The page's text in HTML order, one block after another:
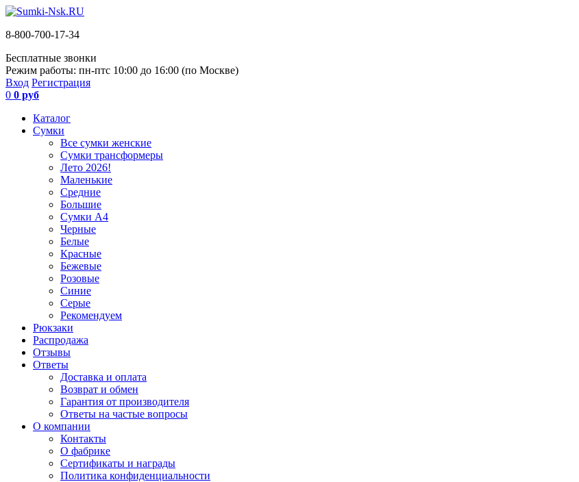
8-800-700-17-34
Бесплатные звонки
Режим работы: пн-птс 10:00 до 16:00 (по Москве)
Вход Регистрация
0 0 руб
Каталог
Сумки
Все сумки женские
Сумки трансформеры
Лето 2026!
Маленькие
Средние
Большие
Сумки А4
Черные
Белые
Красные
Бежевые
Розовые
Синие
Серые
Рекомендуем
Рюкзаки
Распродажа
Отзывы
Ответы
Доставка и оплата
Возврат и обмен
Гарантия от производителя
Ответы на частые вопросы
О компании
Контакты
О фабрике
Сертификаты и награды
Политика конфиденциальности